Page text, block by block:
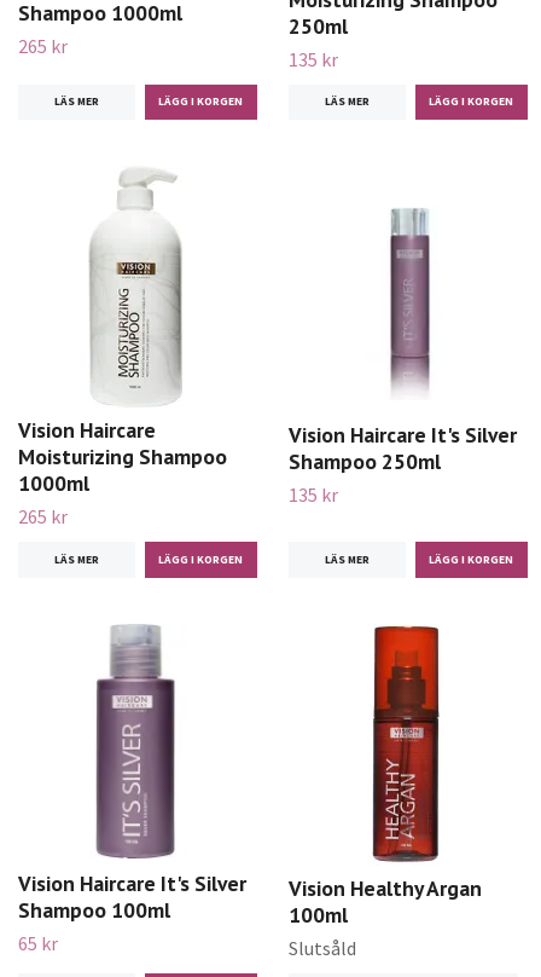
Shampoo 1000ml
265 kr
LÄS MER
250ml
135 kr
LÄS MER
Vision Haircare
Moisturizing Shampoo
1000ml
265 kr
LÄS MER
Vision Haircare It's Silver
Shampoo 250ml
135 kr
LÄS MER
Vision Haircare It's Silver
Shampoo 100ml
65 kr
Vision Healthy Argan
100ml
Slutsåld